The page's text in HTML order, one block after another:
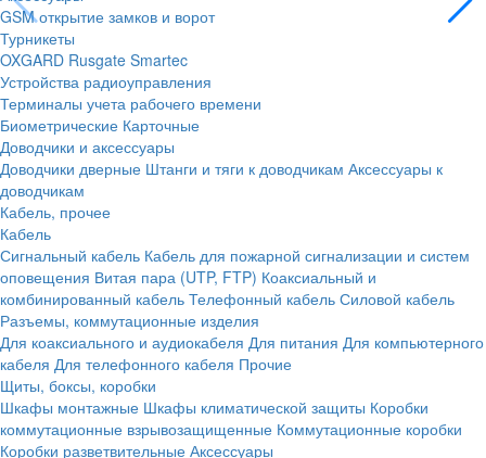
GSM открытие замков и ворот
Турникеты
OXGARD Rusgate Smartec
Устройства радиоуправления
Терминалы учета рабочего времени
Биометрические Карточные
Доводчики и аксессуары
Доводчики дверные Штанги и тяги к доводчикам Аксессуары к
доводчикам
Кабель, прочее
Кабель
Сигнальный кабель Кабель для пожарной сигнализации и систем
оповещения Витая пара (UTP, FTP) Коаксиальный и
комбинированный кабель Телефонный кабель Силовой кабель
Разъемы, коммутационные изделия
Для коаксиального и аудиокабеля Для питания Для компьютерного
кабеля Для телефонного кабеля Прочие
Щиты, боксы, коробки
Шкафы монтажные Шкафы климатической защиты Коробки
коммутационные взрывозащищенные Коммутационные коробки
Коробки разветвительные Аксессуары